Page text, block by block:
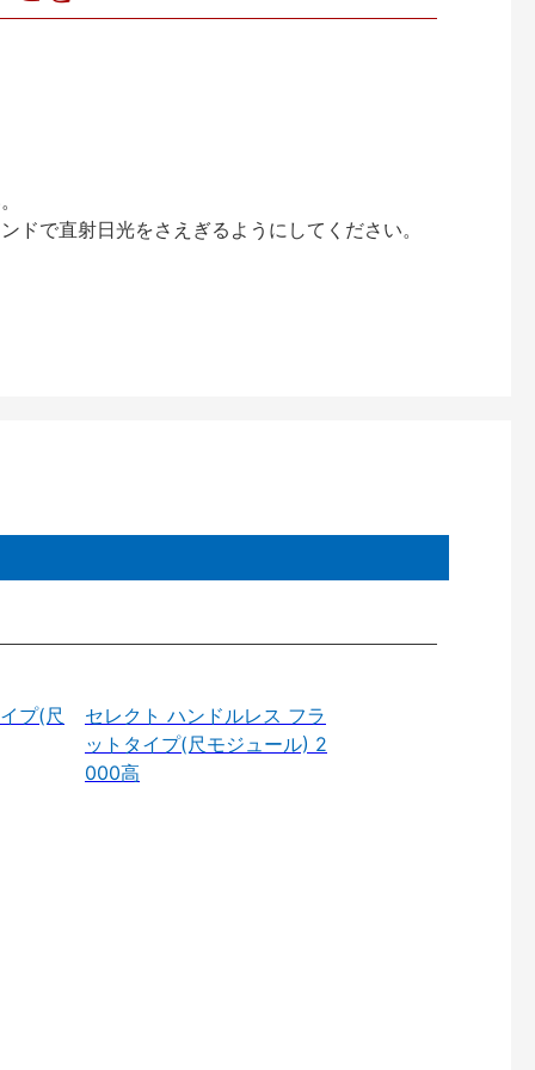
で直射日光をさえぎるようにしてください。
プ(尺
セレクト ハンドルレス フラ
ットタイプ(尺モジュール) 2
000高